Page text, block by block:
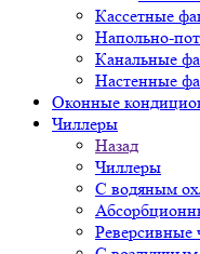
Кассетные
Напольно-
Канальные
Настенные
Оконные
Чиллеры
Назад
Чиллеры
С водяным
Реверсивные